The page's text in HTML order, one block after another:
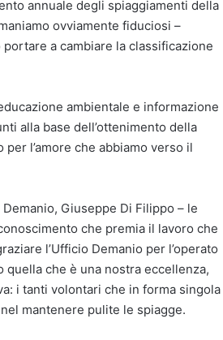
annuale degli spiaggiamenti della
ovviamente fiduciosi –
a cambiare la classificazione
ambientale e informazione
alla base dell’ottenimento della
l’amore che abbiamo verso il
Giuseppe Di Filippo – le
che premia il lavoro che
l’Ufficio Demanio per l’operato
che è una nostra eccellenza,
i tanti volontari che in forma singola
mantenere pulite le spiagge.